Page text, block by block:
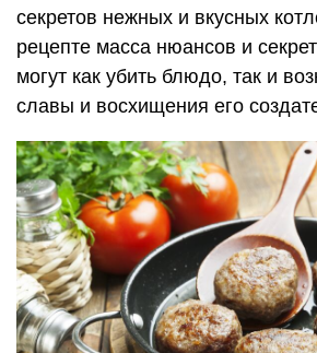
секретов нежных и вкусных
рецепте масса нюансов и
могут как убить блюдо, так и
славы и восхищения его